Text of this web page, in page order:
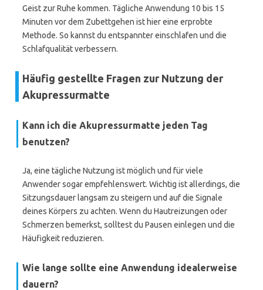
Geist zur Ruhe kommen. Tägliche Anwendung 10 bis 15
Minuten vor dem Zubettgehen ist hier eine erprobte
Methode. So kannst du entspannter einschlafen und die
Schlafqualität verbessern.
Häufig gestellte Fragen zur Nutzung der
Akupressurmatte
Kann ich die Akupressurmatte jeden Tag
benutzen?
Ja, eine tägliche Nutzung ist möglich und für viele
Anwender sogar empfehlenswert. Wichtig ist allerdings, die
Sitzungsdauer langsam zu steigern und auf die Signale
deines Körpers zu achten. Wenn du Hautreizungen oder
Schmerzen bemerkst, solltest du Pausen einlegen und die
Häufigkeit reduzieren.
Wie lange sollte eine Anwendung idealerweise
dauern?